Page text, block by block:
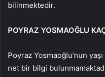
bilinmektedir.
POYRAZ YOSMAOĞLU
Poyraz Yosmaoğlu’nun
net bir bilgi